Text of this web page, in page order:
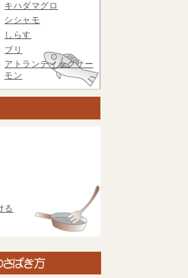
キハダマグロ
シシャモ
しらす
ブリ
アトランティックサー
モン
る